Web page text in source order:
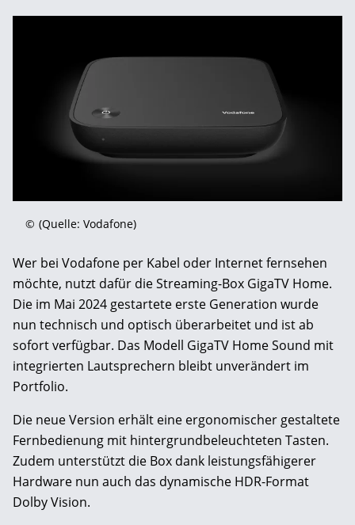
© (Quelle: Vodafone)
Wer bei Vodafone per Kabel oder Internet fernsehen
möchte, nutzt dafür die Streaming-Box GigaTV Home.
Die im Mai 2024 gestartete erste Generation wurde
nun technisch und optisch überarbeitet und ist ab
sofort verfügbar. Das Modell GigaTV Home Sound mit
integrierten Lautsprechern bleibt unverändert im
Portfolio.
Die neue Version erhält eine ergonomischer gestaltete
Fernbedienung mit hintergrundbeleuchteten Tasten.
Zudem unterstützt die Box dank leistungsfähigerer
Hardware nun auch das dynamische HDR-Format
Dolby Vision.